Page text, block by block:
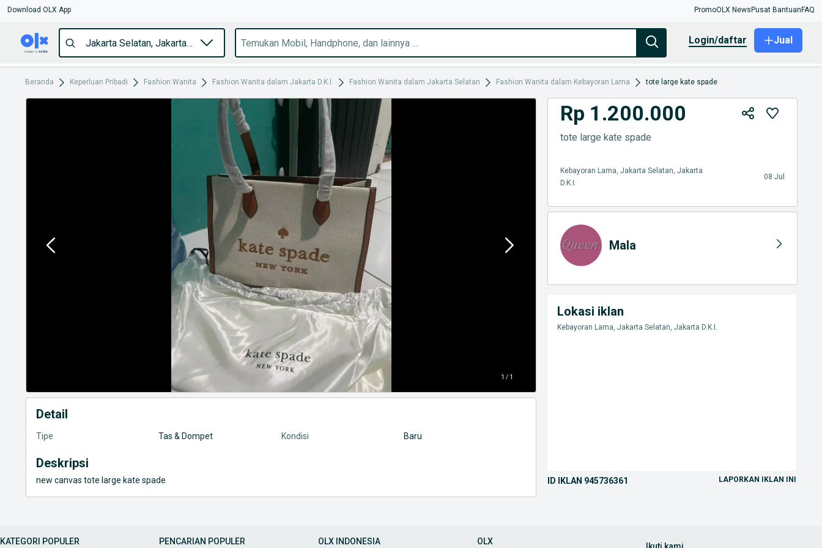
Download OLX App PromoOLX News Pusat Bantuan FAQ
login/daftar Jual
Beranda Keperluan Pribadi Fashion Wanita Fashion Wanita dalam Jakarta D.K.I. Fashion Wanita dalam Jakarta Selatan Fashion Wanita dalam Kebayoran Lama tote large kate spade
1 / 1
Detail
Tipe Tas & Dompet Kondisi Baru
Deskripsi
new canvas tote large kate spade
Rp 1.200.000
tote large kate spade
Kebayoran Lama, Jakarta Selatan, Jakarta
D.K.I.
08 Jul
Mala
Lokasi iklan
Kebayoran Lama, Jakarta Selatan, Jakarta D.K.I.
ID IKLAN 945736361 LAPORKAN IKLAN INI
KATEGORI POPULER PENCARIAN POPULER OLX INDONESIA OLX